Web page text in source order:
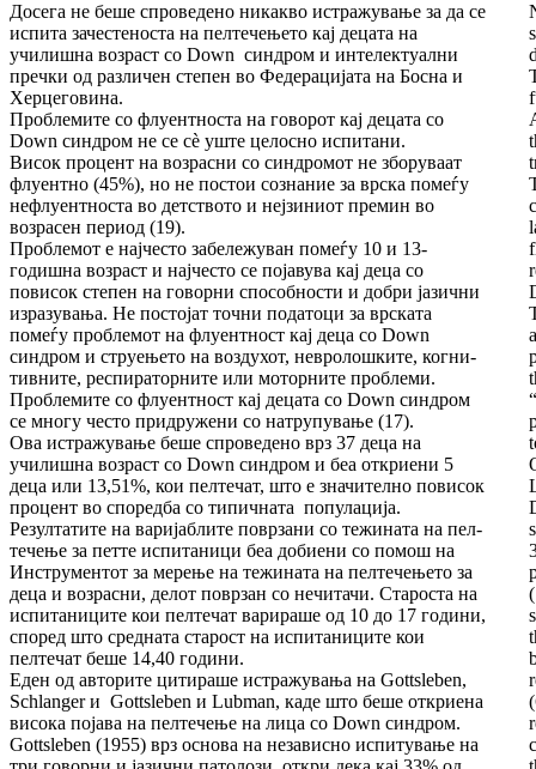
Досега не беше спроведено никакво ис­тра­жу­ва­ње за да се
испита зачестеноста на пел­те­че­ње­то кај децата на
училишна возраст со Down синдром и интелектуални
пречки од раз­ли­чен степен во Федерацијата на Босна и
Хер­це­го­ви­на.
Проблемите со флуентноста на говорот кај де­ца­та со
Down синдром не се сè уште це­лос­но испитани.
Висок процент на возрасни со синдромот не збо­­ру­ваат
флуентно (45%), но не постои соз­на­ни­е за врска помеѓу
нефлуентноста во дет­ство­­то и нејзиниот премин во
возрасен период (19).
Проблемот е најчесто забележуван помеѓу 10 и 13-
годишна возраст и најчесто се појавува кај деца со
повисок степен на говорни спо­соб­нос­ти и добри јазични
изразувања. Не постојат точ­ни податоци за врската
помеѓу проблемот на флуентност кај деца со Down
синдром и стру­ењето на воздухот, невролошките, ког­ни­
тив­ните, респираторните или моторните проб­ле­­ми.
Проблемите со флуентност кај децата со Down синдром
се многу често при­дру­же­ни со натрупување (17).
Ова истражување беше спроведено врз 37 деца на
училишна возраст со Down синдром и беа от­криени 5
деца или 13,51%, кои пелтечат, што е значително повисок
процент во спо­ред­ба со типичната популација.
Резултатите на варијаблите поврзани со тежината на пел­
те­че­ње за петте испитаници беа добиени со по­мош на
Инструментот за мерење на тежината на пелтечењето за
деца и возрасни, делот по­вр­зан со нечитачи. Староста на
испитаниците кои пелтечат варираше од 10 до 17 години,
спо­ред што средната старост на испитаниците кои
пелтечат беше 14,40 години.
Еден од авторите цитираше истражувања на Gottsleben,
Schlanger и Gottsleben и Lubman, каде што беше откриена
висока појава на пел­те­че­ње на лица со Down синдром.
Gottsleben (1955) врз основа на независно ис­пи­ту­вање на